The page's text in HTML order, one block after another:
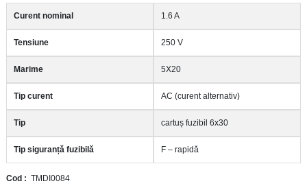
Curent nominal 1.6 A
Tensiune 250 V
Marime 5X20
Tip curent AC (curent alternativ)
Tip cartuș fuzibil 6x30
Tip siguranță fuzibilă F – rapidă
Cod
TMDI0084